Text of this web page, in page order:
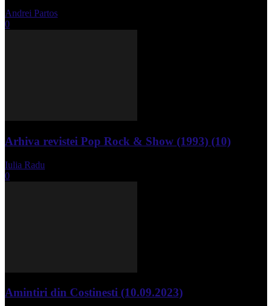
Andrei Partos
0
Arhiva revistei Pop Rock & Show (1993) (10)
Iulia Radu
0
Amintiri din Costinesti (10.09.2023)